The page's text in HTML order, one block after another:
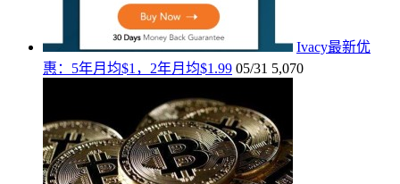
Ivacy最新优
惠：5年月均$1，2年月均$1.99 05/31 5,070